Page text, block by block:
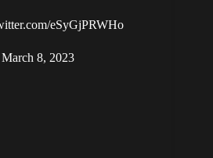
eSyGjPRWHo
March 8, 2023